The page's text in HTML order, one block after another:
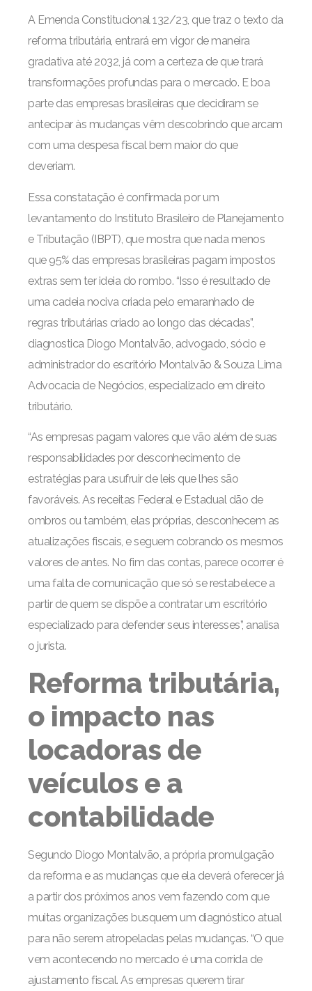
A Emenda Constitucional 132/23, que traz o texto da
reforma tributária, entrará em vigor de maneira
gradativa até 2032, já com a certeza de que trará
transformações profundas para o mercado. E boa
parte das empresas brasileiras que decidiram se
antecipar às mudanças vêm descobrindo que arcam
com uma despesa fiscal bem maior do que
deveriam.
Essa constatação é confirmada por um
levantamento do Instituto Brasileiro de Planejamento
e Tributação (IBPT), que mostra que nada menos
que 95% das empresas brasileiras pagam impostos
extras sem ter ideia do rombo. “Isso é resultado de
uma cadeia nociva criada pelo emaranhado de
regras tributárias criado ao longo das décadas”,
diagnostica Diogo Montalvão, advogado, sócio e
administrador do escritório Montalvão & Souza Lima
Advocacia de Negócios, especializado em direito
tributário.
“As empresas pagam valores que vão além de suas
responsabilidades por desconhecimento de
estratégias para usufruir de leis que lhes são
favoráveis. As receitas Federal e Estadual dão de
ombros ou também, elas próprias, desconhecem as
atualizações fiscais, e seguem cobrando os mesmos
valores de antes. No fim das contas, parece ocorrer é
uma falta de comunicação que só se restabelece a
partir de quem se dispõe a contratar um escritório
especializado para defender seus interesses”, analisa
o jurista.
Reforma tributária,
o impacto nas
locadoras de
veículos e a
contabilidade
Segundo Diogo Montalvão, a própria promulgação
da reforma e as mudanças que ela deverá oferecer já
a partir dos próximos anos vem fazendo com que
muitas organizações busquem um diagnóstico atual
para não serem atropeladas pelas mudanças. “O que
vem acontecendo no mercado é uma corrida de
ajustamento fiscal. As empresas querem tirar